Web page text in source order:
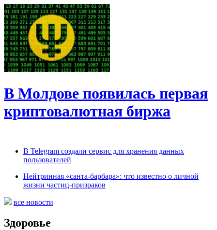
В Молдове появилась первая
криптовалютная биржа
В Telegram создали сервис для хранения данных
пользователей
Нейтринная «санта-барбара»: что известно о личной
жизни частиц-призраков
все новости
Здоровье